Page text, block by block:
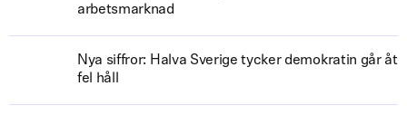
arbetsmarknad
Nya siffror: Halva Sverige tycker demokratin går åt
fel håll